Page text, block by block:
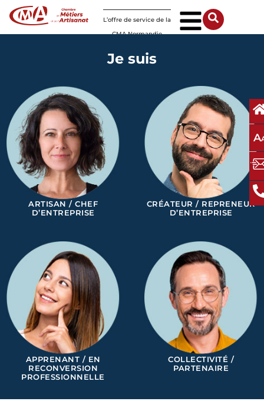
L’offre de service de la
CMA Normandie
A
Je suis
ARTISAN / CHEF
D’ENTREPRISE
CRÉATEUR / REPRENEUR
D’ENTREPRISE
APPRENANT / EN
RECONVERSION
PROFESSIONNELLE
COLLECTIVITÉ /
PARTENAIRE
Panneau de gestion des cookies